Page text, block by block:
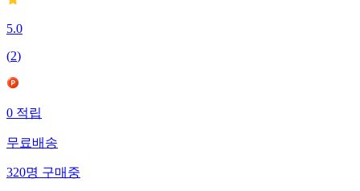
5.0
(2)
0적립
무료배송
320명구매중